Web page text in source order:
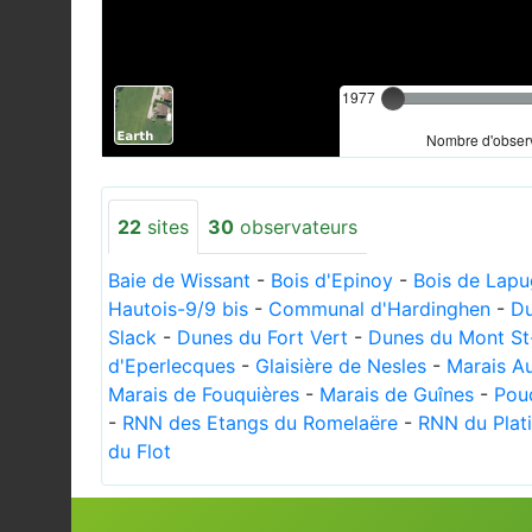
1977
Nombre
22 sites 30 observateurs
Baie de Wissant - Bois d'Epinoy - Bois de
Hautois-9/9 bis - Communal d'Hardinghen -
Slack - Dunes du Fort Vert - Dunes du Mont
d'Eperlecques - Glaisière de Nesles - Marais
Marais de Fouquières - Marais de Guînes -
- RNN des Etangs du Romelaëre - RNN du
du Flot